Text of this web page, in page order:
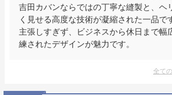
吉田カバンならではの丁寧な縫製と、ヘ
く見せる高度な技術が凝縮された一品で
主張しすぎず、ビジネスから休日まで幅
練されたデザインが魅力です。
全て